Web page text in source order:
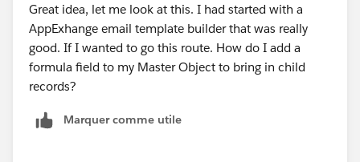
Great idea, let me look at this. I had started with a
AppExhange email template builder that was really
good. If I wanted to go this route. How do I add a
formula field to my Master Object to bring in child
records?
Marquer comme utile